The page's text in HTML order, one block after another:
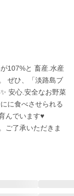
107%と 畜産.水産
ぜひ、「淡路島ブ
安心.安全なお野菜
に食べさせられる
んでいます♥︎
ご了承いただきま